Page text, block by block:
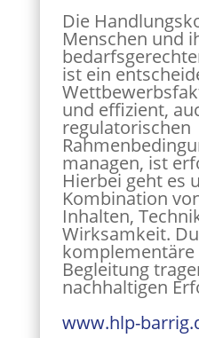
Die
Menschen und
ist ein
und effizient,
regulatorischen
managen, ist
Hierbei geht es
Kombination
Inhalten,
Wirksamkeit.
Begleitung
nachhaltigen
www.hlp-